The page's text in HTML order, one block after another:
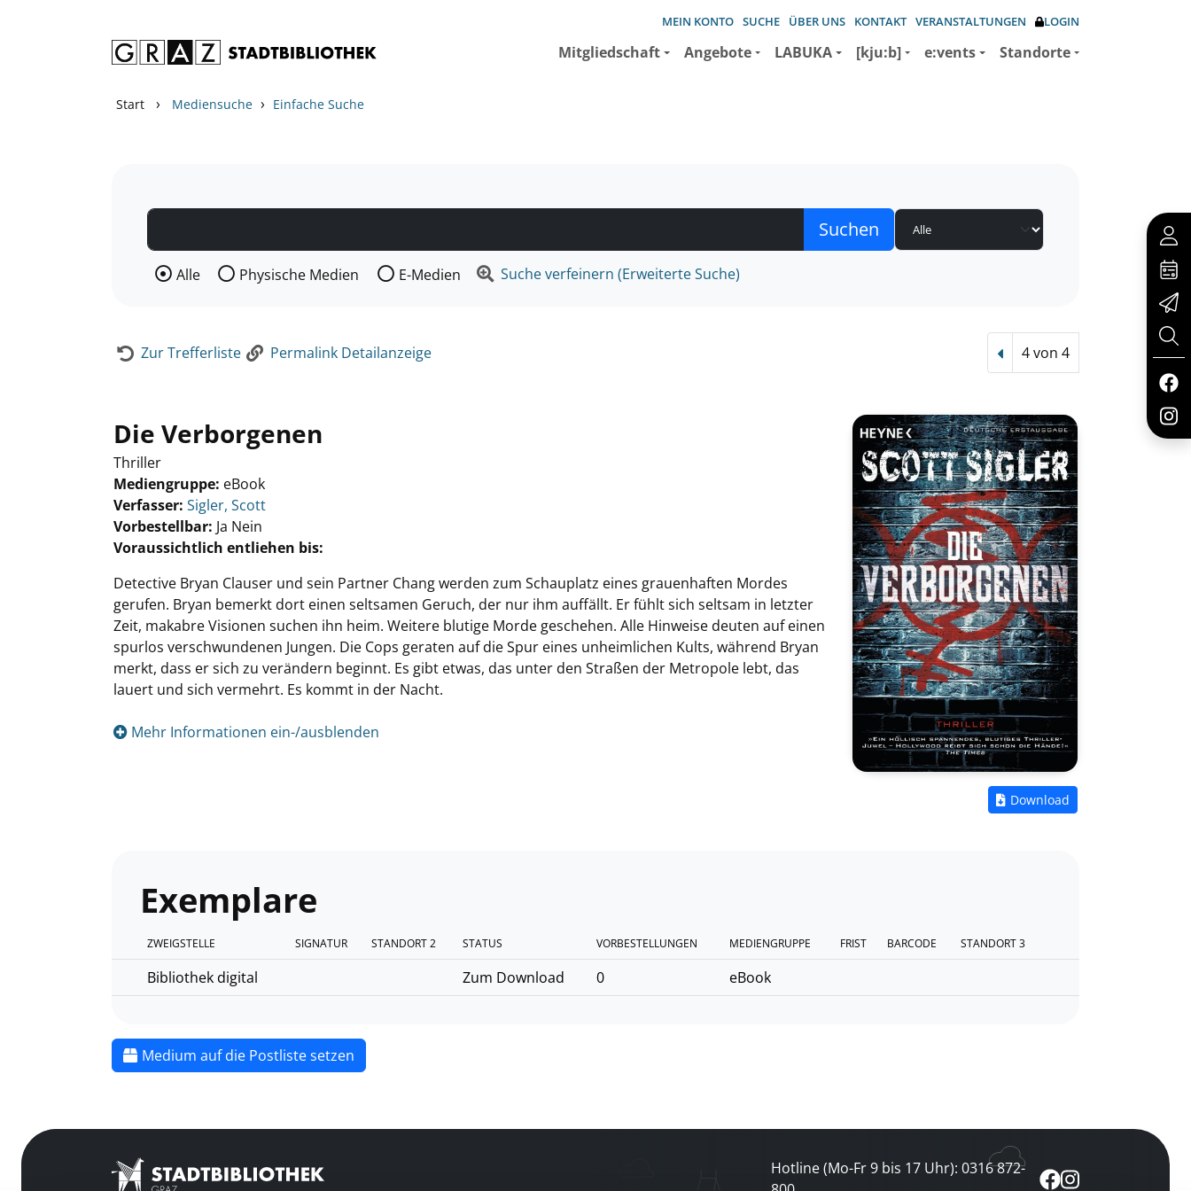
MEIN KONTO SUCHE ÜBER UNS KONTAKT VERANSTALTUNGEN LOGIN
Mitgliedschaft Angebote LABUKA [kju:b] e:vents Standorte
Start › Mediensuche › Einfache Suche
Wählen Sie die Medienart nach der Sie suchen wollen.
Alle Physische Medien E-Medien Suche verfeinern (Erweiterte Suche)
Zur Trefferliste Permalink Detailanzeige Vorheriger Treffer
4 von 4
Die Verborgenen
Thriller
Mediengruppe: eBook
Verfasser: Suche nach diesem Verfasser
Sigler, Scott
Vorbestellbar: Ja Nein
Voraussichtlich entliehen bis:
Detective Bryan Clauser und sein Partner Chang werden zum Schauplatz eines grauenhaften Mordes
gerufen. Bryan bemerkt dort einen seltsamen Geruch, der nur ihm auffällt. Er fühlt sich seltsam in letzter
Zeit, makabre Visionen suchen ihn heim. Weitere blutige Morde geschehen. Alle Hinweise deuten auf einen
spurlos verschwundenen Jungen. Die Cops geraten auf die Spur eines unheimlichen Kults, während Bryan
merkt, dass er sich zu verändern beginnt. Es gibt etwas, das unter den Straßen der Metropole lebt, das
lauert und sich vermehrt. Es kommt in der Nacht.
Mehr Informationen ein-/ausblenden
Download
Exemplare
ZWEIGSTELLE SIGNATUR STANDORT 2 STATUS VORBESTELLUNGEN MEDIENGRUPPE FRIST BARCODE STANDORT 3
Bibliothek digital Zum Download 0 eBook
Medium auf die Postliste setzen
Hotline (Mo-Fr 9 bis 17 Uhr): 0316 872-